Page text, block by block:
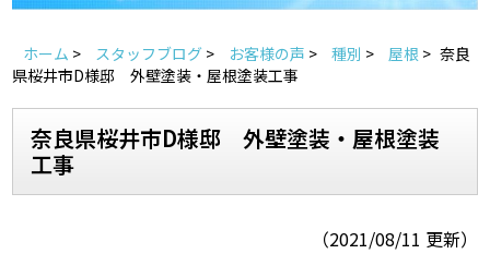
地域の事例がいっぱい
ヨネヤの施工実績
Home
ホーム > スタッフブログ > お客様の声 > 種別 > 屋根 > 奈良
県桜井市D様邸 外壁塗装・屋根塗装工事
奈良県桜井市D様邸 外壁塗装・屋根塗装
工事
（2021/08/11 更新）